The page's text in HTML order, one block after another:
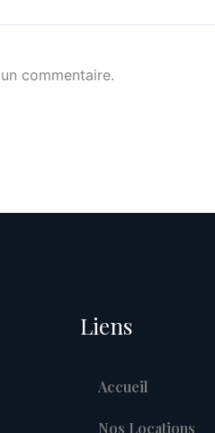
commentaire.
Liens
Accueil
Nos Locations